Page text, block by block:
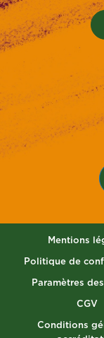
Mentions
Politique de
Paramètres
CGV
Conditions